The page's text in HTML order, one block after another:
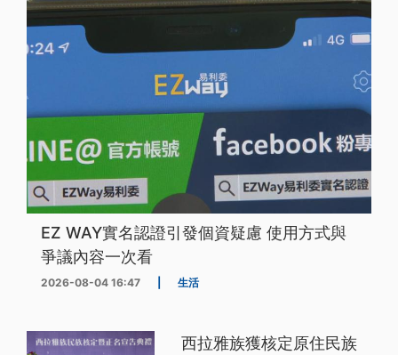
EZ WAY實名認證引發個資疑慮 使用方式與
爭議內容一次看
2026-08-04 16:47 生活
西拉雅族獲核定原住民族